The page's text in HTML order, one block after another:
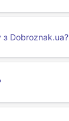
з Dobroznak.ua?